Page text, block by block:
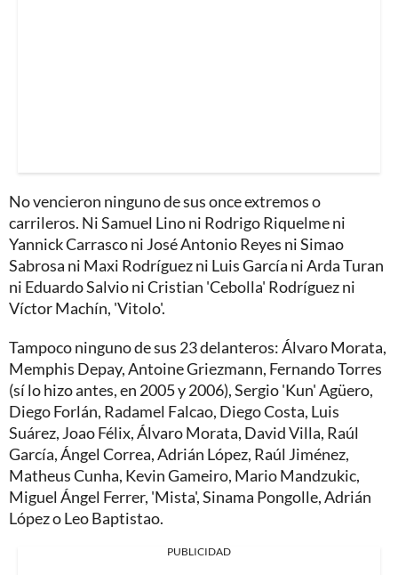
No vencieron ninguno de sus once extremos o
carrileros. Ni Samuel Lino ni Rodrigo Riquelme ni
Yannick Carrasco ni José Antonio Reyes ni Simao
Sabrosa ni Maxi Rodríguez ni Luis García ni Arda Turan
ni Eduardo Salvio ni Cristian 'Cebolla' Rodríguez ni
Víctor Machín, 'Vitolo'.
Tampoco ninguno de sus 23 delanteros: Álvaro Morata,
Memphis Depay, Antoine Griezmann, Fernando Torres
(sí lo hizo antes, en 2005 y 2006), Sergio 'Kun' Agüero,
Diego Forlán, Radamel Falcao, Diego Costa, Luis
Suárez, Joao Félix, Álvaro Morata, David Villa, Raúl
García, Ángel Correa, Adrián López, Raúl Jiménez,
Matheus Cunha, Kevin Gameiro, Mario Mandzukic,
Miguel Ángel Ferrer, 'Mista', Sinama Pongolle, Adrián
López o Leo Baptistao.
PUBLICIDAD